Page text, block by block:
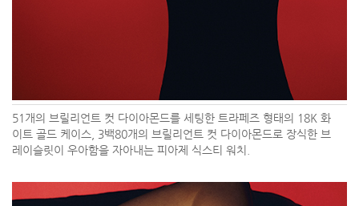
51개의 브릴리언트 컷 다이아몬드를 세팅한 트라페즈 형태의 18K 화
이트 골드 케이스, 3백80개의 브릴리언트 컷 다이아몬드로 장식한 브
레이슬릿이 우아함을 자아내는 피아제 식스티 워치.